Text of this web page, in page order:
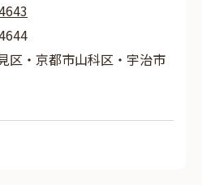
区・京都市山科区・宇治市